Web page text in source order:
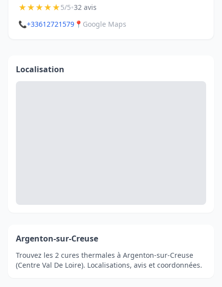
★★★★★5/5•32 avis
📞+33612721579 📍 Google Maps
Localisation
Argenton-sur-Creuse
Trouvez les 2 cures thermales à Argenton-sur-Creuse
(Centre Val De Loire). Localisations, avis et coordonnées.